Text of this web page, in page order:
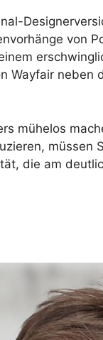
von
Wayfair
mühelos
müssen
die am